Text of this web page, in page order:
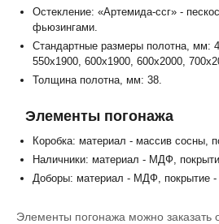
Остекление: «Артемида-ссг» -
фьюзингами.
Стандартные размеры полотна, мм:
550x1900, 600x1900, 600x2000,
Толщина полотна, мм: 38.
Элементы погонажа
Коробка: материал - массив сосны,
Наличники: материал - МДФ,
Доборы: материал - МДФ, покрытие -
Элементы погонажа можно заказать